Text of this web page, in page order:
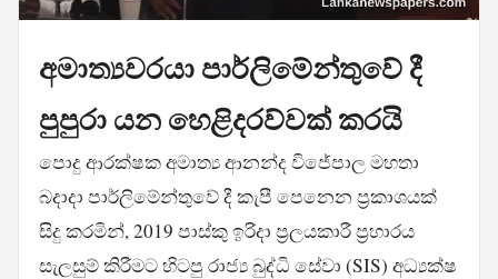
අමාත්‍යවරයා පාර්ලිමේන්තුවේ දී
පුපුරා යන හෙළිදරව්වක් කරයි
පොදු ආරක්ෂක අමාත්‍ය ආනන්ද විජේපාල මහතා
බදාදා පාර්ලිමේන්තුවේ දී කැපී පෙනෙන ප්‍රකාශයක්
සිදු කරමින්, 2019 පාස්කු ඉරිදා ප්‍රලයකාරී ප්‍රහාරය
සැලසුම් කිරීමට හිටපු රාජ්‍ය බුද්ධි සේවා (SIS) අධ්‍යක්ෂ